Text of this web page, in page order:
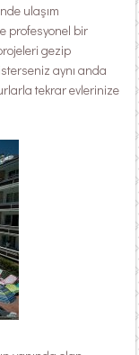
ulaşım
profesyonel bir
gezip
aynı anda
tekrar evlerinize